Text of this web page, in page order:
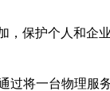
，保护个人和企
过将一台物理服